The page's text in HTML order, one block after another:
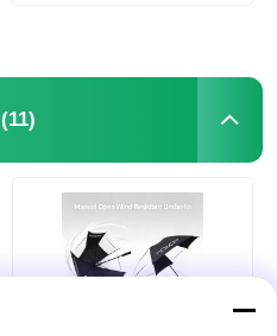
(11)